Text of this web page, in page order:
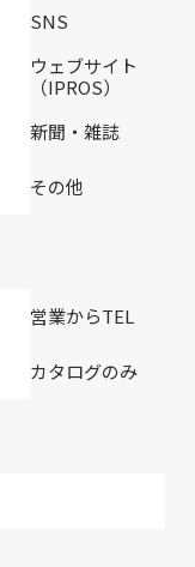
SNS
ウェブサイト
（IPROS）
新聞・雑誌
その他
営業からTEL
カタログのみ